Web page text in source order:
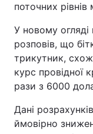
поточних
У новому огляді
розповів, що
трикутник,
курс провідної
рази з 6000
Дані
ймовірно